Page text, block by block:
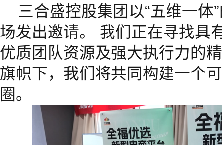
三合盛控股集团以“五维一体
场发出邀请。 我们正在寻找具
优质团队资源及强大执行力的
旗帜下，我们将共同构建一个
圈。